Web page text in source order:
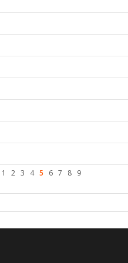
1
2 3 4 5 6 7 8 9